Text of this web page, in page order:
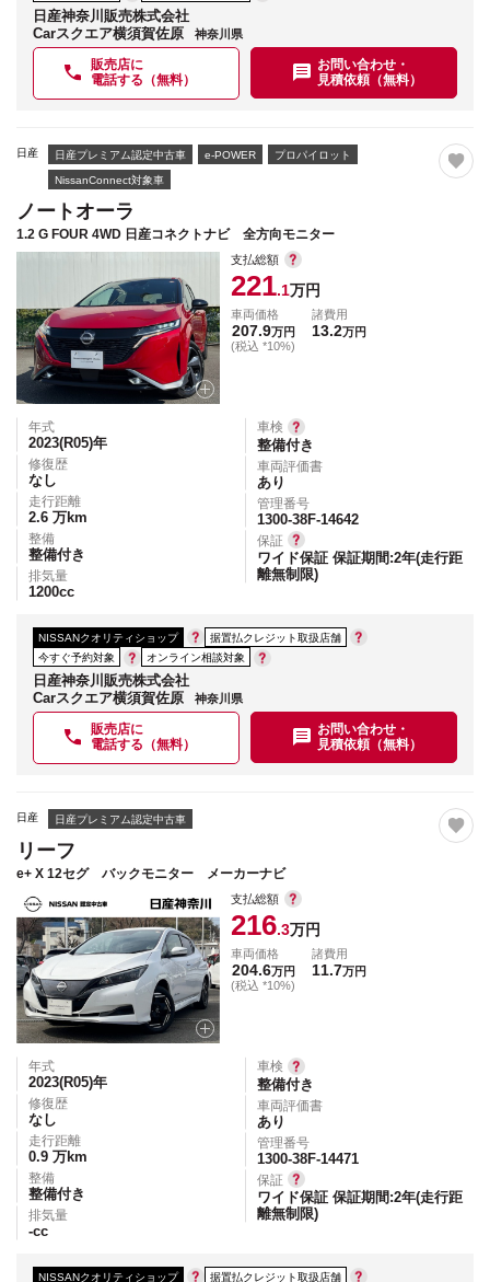
日産神奈川販売株式会社
Carスクエア横須賀佐原
神奈川県
販売店に
電話する（無料）
お問い合わせ・
見積依頼（無料）
日産 日産プレミアム認定中古車 e-POWER プロパイロット
NissanConnect対象車
ノートオーラ
1.2 G FOUR 4WD 日産コネクトナビ 全方向モニター
支払総額
221.1万円
車両価格
207.9万円
(税込 *10%)
諸費用
13.2万円
年式
2023(R05)年
修復歴
なし
走行距離
2.6 万km
整備
整備付き
排気量
1200cc
車検
整備付き
車両評価書
あり
管理番号
1300-38F-14642
保証
ワイド保証 保証期間:2年(走行距
離無制限)
NISSANクオリティショップ
据置払クレジット取扱店舗
今すぐ予約対象
オンライン相談対象
日産神奈川販売株式会社
Carスクエア横須賀佐原
神奈川県
販売店に
電話する（無料）
お問い合わせ・
見積依頼（無料）
日産 日産プレミアム認定中古車
リーフ
e+ X 12セグ バックモニター メーカーナビ
支払総額
216.3万円
車両価格
204.6万円
(税込 *10%)
諸費用
11.7万円
年式
2023(R05)年
修復歴
なし
走行距離
0.9 万km
整備
整備付き
排気量
-cc
車検
整備付き
車両評価書
あり
管理番号
1300-38F-14471
保証
ワイド保証 保証期間:2年(走行距
離無制限)
NISSANクオリティショップ
据置払クレジット取扱店舗